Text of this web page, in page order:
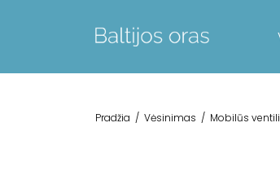
Pradžia / Vėsinimas / Mobilūs